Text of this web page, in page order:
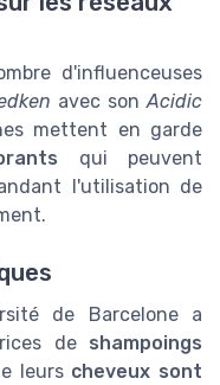
d'influenceuses
avec sonAcidic
mettent en garde
qui peuvent
l'utilisation de
de Barcelone a
de shampoings
leurs cheveux sont